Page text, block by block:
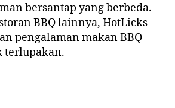
bersantap yang berbeda.
BBQlainnya, HotLicks
pengalaman makanBBQ
terlupakan.